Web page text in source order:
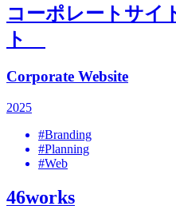
コーポレートサイ
ト
Corporate Website
2025
#Branding
#Planning
#Web
46works